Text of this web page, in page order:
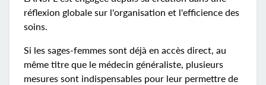
réflexion globale sur l'organisation et l'efficience des
soins.
Si les sages-femmes sont déjà en accès direct, au
même titre que le médecin généraliste, plusieurs
mesures sont indispensables pour leur permettre de